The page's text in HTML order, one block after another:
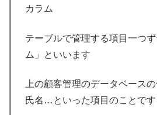
カラム
テーブルで管理する項目一つ
ム」といいます
上の顧客管理のデータベース
氏名…といった項目のことです